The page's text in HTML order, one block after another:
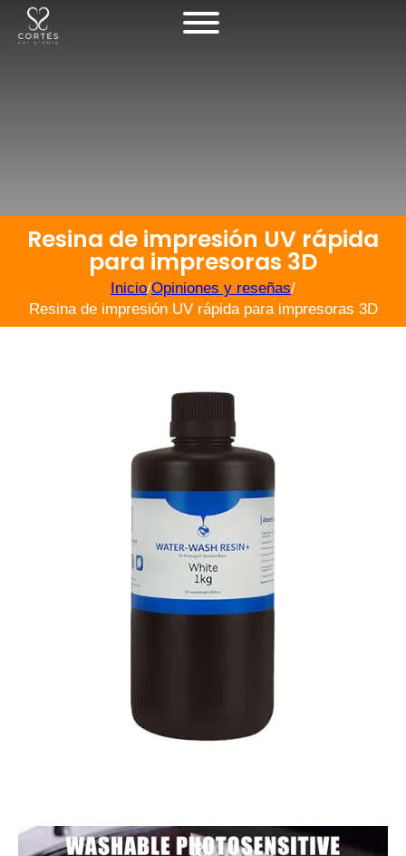
Resina de impresión UV rápida
para impresoras 3D
Inicio/Opiniones y reseñas/
Resina de impresión UV rápida para impresoras 3D